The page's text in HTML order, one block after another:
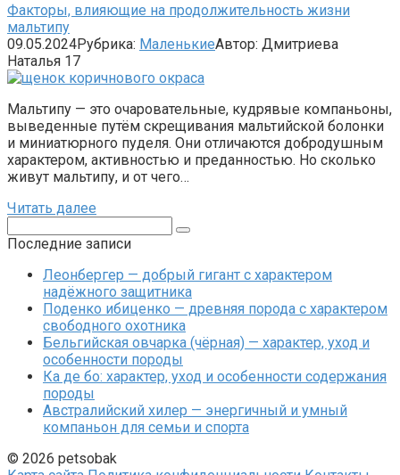
Факторы, влияющие на продолжительность жизни
мальтипу
09.05.2024Рубрика: МаленькиеАвтор: Дмитриева
Наталья 17
Мальтипу — это очаровательные, кудрявые компаньоны,
выведенные путём скрещивания мальтийской болонки
и миниатюрного пуделя. Они отличаются добродушным
характером, активностью и преданностью. Но сколько
живут мальтипу, и от чего…
Читать далее
Последние записи
Леонбергер — добрый гигант с характером
надёжного защитника
Поденко ибиценко — древняя порода с характером
свободного охотника
Бельгийская овчарка (чёрная) — характер, уход и
особенности породы
Ка де бо: характер, уход и особенности содержания
породы
Австралийский хилер — энергичный и умный
компаньон для семьи и спорта
© 2026 petsobak